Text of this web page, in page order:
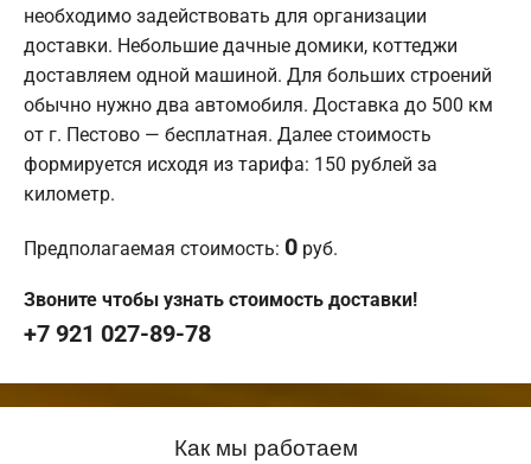
необходимо задействовать для организации
доставки. Небольшие дачные домики, коттеджи
доставляем одной машиной. Для больших строений
обычно нужно два автомобиля. Доставка до 500 км
от г. Пестово — бесплатная. Далее стоимость
формируется исходя из тарифа: 150 рублей за
километр.
Предполагаемая стоимость: 0 руб.
Звоните чтобы узнать стоимость доставки!
+7 921 027-89-78
Как мы работаем